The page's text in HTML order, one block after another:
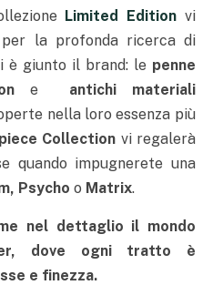
Limited Edition vi
la profonda ricerca di
è giunto il brand: le penne
e antichi materiali
nella loro essenza più
Collection vi regalerà
quando impugnerete una
Psycho o Matrix.
nel dettaglio il mondo
dove ogni tratto è
e finezza.